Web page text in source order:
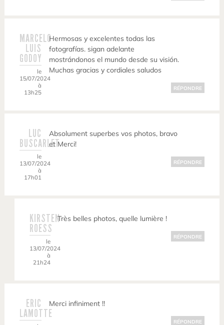
MARCELO
LUIS
GODOY
le
15/07/2024
à
13h25
Hermosas y excelentes todas las
fotografías. sigan adelante
mostrándonos el mundo desde su visión.
Muchas gracias y cordiales saludos
RÉPONDRE
LUC
BUSCARLET
le
13/07/2024
à
17h01
Absolument superbes vos photos, bravo
et Merci!
RÉPONDRE
KIRSTEN
ROESS
le
13/07/2024
à
21h24
Très belles photos, quelle lumière !
RÉPONDRE
ERIC
LAMOTTE
Merci infiniment !!
RÉPONDRE